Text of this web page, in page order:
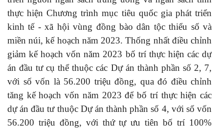
thực hiện Chương trình mục tiêu quốc gia phát triển
kinh tế - xã hội vùng đồng bào dân tộc thiểu số và
miền núi, kế hoạch năm 2023. Thống nhất điều chỉnh
giảm kế hoạch vốn năm 2023 bố trí thực hiện các dự
án đầu tư cụ thể thuộc các Dự án thành phần số 2, 7,
với số vốn là 56.200 triệu đồng, qua đó điều chỉnh
tăng kế hoạch vốn năm 2023 để bố trí thực hiện các
dự án đầu tư thuộc Dự án thành phần số 4, với số vốn
56.200 triệu đồng, với thứ tự ưu tiên bố trí 100%